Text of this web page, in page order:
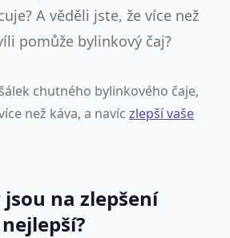
A věděli jste, že více než
pomůže bylinkový čaj?
chutného bylinkového čaje,
než káva, a navíc zlepší vaše
na zlepšení